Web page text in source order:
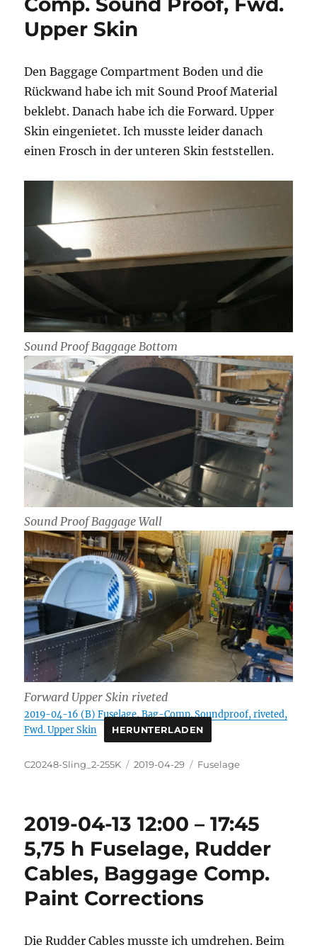
Upper Skin
Den Baggage Compartment Boden und die
Rückwand habe ich mit Sound Proof Material
beklebt. Danach habe ich die Forward. Upper
Skin eingenietet. Ich musste leider danach
einen Frosch in der unteren Skin feststellen.
Sound Proof Baggage Bottom
Sound Proof Baggage Wall
Forward Upper Skin riveted
2019-04-16 (B) Fuselage, Bag-Comp. Soundproof, riveted,
Fwd. Upper Skin
HERUNTERLADEN
Autor
C20248-Sling_2-255K
Veröffentlicht
2019-04-29 Kategorien
Fuselage
2019-04-13 12:00 – 17:45
5,75 h Fuselage, Rudder
Cables, Baggage Comp.
Paint Corrections
Die Rudder Cables musste ich umdrehen. Beim